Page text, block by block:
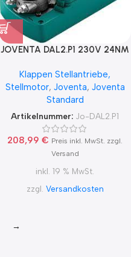
JOVENTA DAL2.P1 230V 24NM
Klappen Stellantriebe,
Stellmotor, Joventa, Joventa
Standard
Artikelnummer: Jo-DAL2.P1
208,99 € Preis inkl. MwSt. zzgl.
Versand
inkl. 19 % MwSt.
zzgl. Versandkosten
→